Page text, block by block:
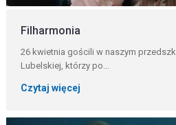
Filharmonia
26 kwietnia gościli w naszym
Lubelskiej, którzy po...
Czytaj więcej